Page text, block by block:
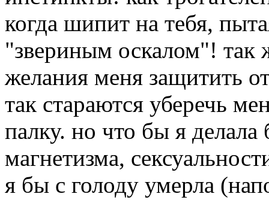
когда шипит на тебя,
"звериным оскалом"! так
желания меня защитить
так стараются уберечь
палку. но что бы я делала
магнетизма,
я бы с голоду умерла